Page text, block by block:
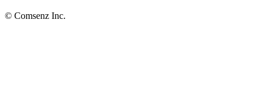
© Comsenz Inc.